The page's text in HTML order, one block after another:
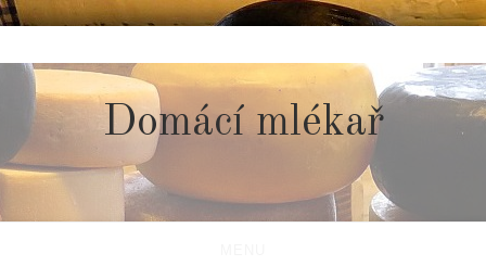
to
content
Domácí mlékař